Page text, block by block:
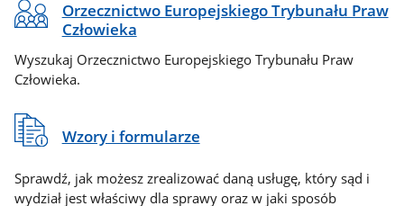
Orzecznictwo Europejskiego Trybunału Praw
Człowieka
Wyszukaj Orzecznictwo Europejskiego Trybunału Praw
Człowieka.
Wzory i formularze
Sprawdź, jak możesz zrealizować daną usługę, który sąd i
wydział jest właściwy dla sprawy oraz w jaki sposób